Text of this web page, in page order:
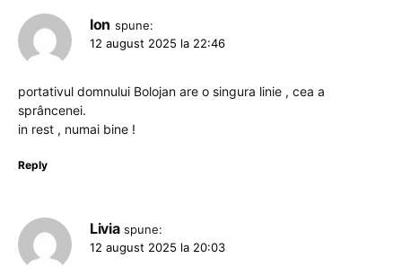
Ion spune:
12 august 2025 la 22:46
portativul domnului Bolojan are o singura linie , cea a
sprâncenei.
in rest , numai bine !
Reply
Livia spune:
12 august 2025 la 20:03